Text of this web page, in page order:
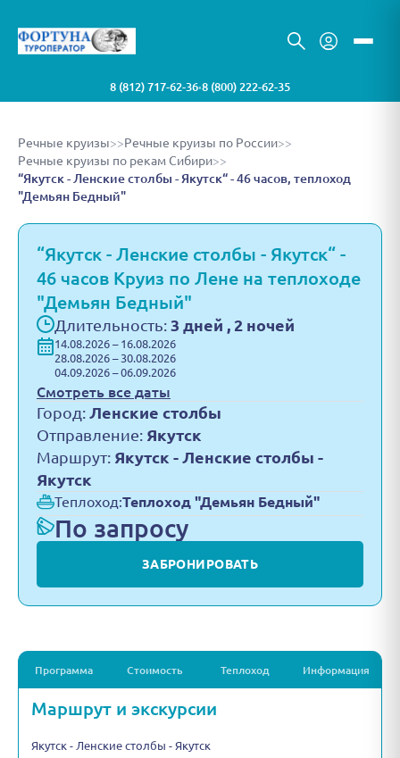
8 (812) 717-62-36•8 (800) 222-62-35
Речные круизы>>Речные круизы по России>>
Речные круизы по рекам Сибири>>
“Якутск - Ленские столбы - Якутск“ - 46 часов, теплоход
"Демьян Бедный"
“Якутск - Ленские столбы - Якутск“ -
46 часов Круиз по Лене на теплоходе
"Демьян Бедный"
Длительность: 3 дней , 2 ночей
14.08.2026 – 16.08.2026
28.08.2026 – 30.08.2026
04.09.2026 – 06.09.2026
Смотреть все даты
Город: Ленские столбы
Отправление: Якутск
Маршрут: Якутск - Ленские столбы -
Якутск
Теплоход:Теплоход "Демьян Бедный"
По запросу
ЗАБРОНИРОВАТЬ
Программа Стоимость Теплоход Информация
Маршрут и экскурсии
Якутск - Ленские столбы - Якутск